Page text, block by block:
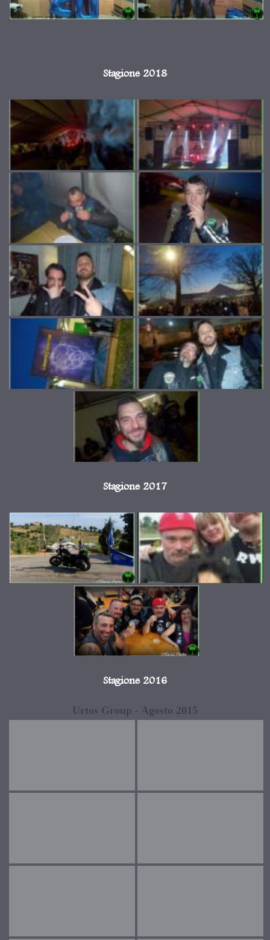
Stagione 2018
Stagione 2017
Stagione 2016
Urtos Group - Agosto 2015